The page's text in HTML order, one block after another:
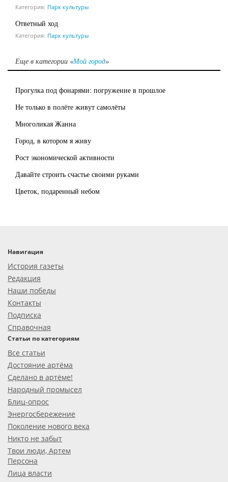
Категория: Парк культуры
Ответный ход
Категория: Парк культуры
Еще в категории «Мой город»
Прогулка под фонарями: погружение в прошлое
Не только в полёте живут самолёты
Многоликая Жанна
Город, в котором я живу
Рост экономической активности
Давайте строить счастье своими руками
Цветок, подаренный небом
Навигация
История газеты
Редакция
Наши победы
Контакты
Подписка
Справочная
Статьи по категориям
Все статьи
Достояние артёма
Сделано в артёме!
Народный промысел
Блиц-опрос
Энергосбережение
Поколение нового века
Никто не забыт
Твои люди, Артем
Персона
Лица власти